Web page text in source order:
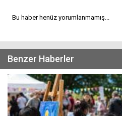
Bu haber henüz yorumlanmamış...
Benzer Haberler